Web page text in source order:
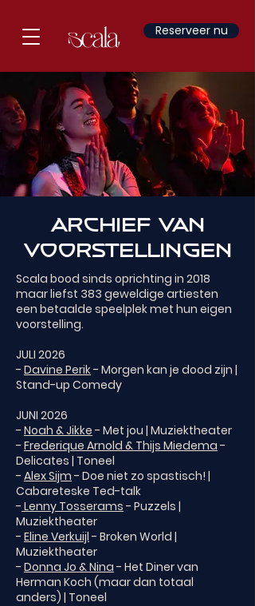
Reserveer nu
ARCHIEF van
voorstellingen
Scala bood sinds oprichting in 2018
maar liefst 383 geweldige artiesten
een betaalde speelplek met hun eigen
voorstelling.
JULI 2026
- Davine Perik- Morgen kan je dood zijn |
Stand-up Comedy
JUNI 2026
- Noah & Jikke - Met jou | Muziektheater
- Frederique Arnold & Thijs Miedema -
Delicates | Toneel
- Alex Sijm - Doe niet zo spastisch! |
Cabareteske Ted-talk
- Lenny Tosserams - Puzzels |
Muziektheater
- Eline Verkuijl - Broken World |
Muziektheater
- Donna Jo & Nina - Het Diner van
Herman Koch (maar dan totaal
anders) | Toneel